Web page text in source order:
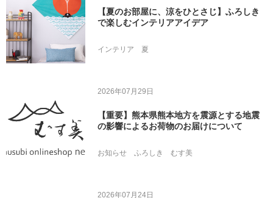
【夏のお部屋に、涼をひとさじ】ふろしき
で楽しむインテリアアイデア
インテリア 夏
2026年07月29日
【重要】熊本県熊本地方を震源とする地震
の影響によるお荷物のお届けについて
お知らせ ふろしき むす美
2026年07月24日